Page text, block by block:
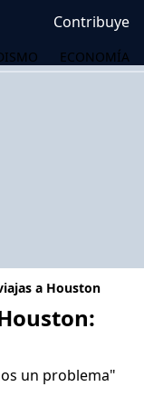
Contribuye
ECONOMÍA
a Houston
un problema"